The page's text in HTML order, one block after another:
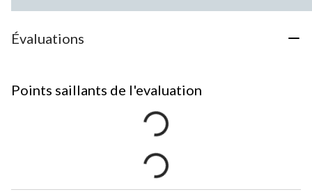
Évaluations
Points saillants de l'evaluation